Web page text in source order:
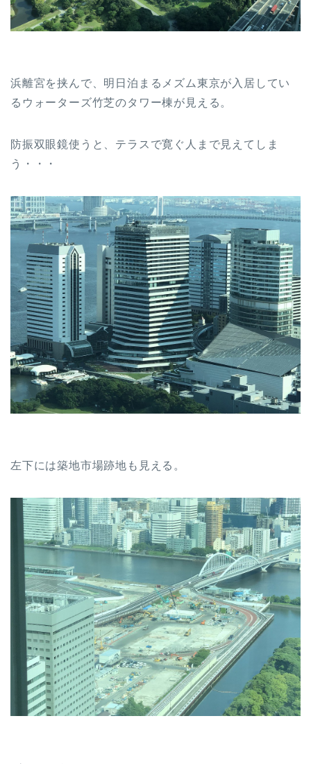
浜離宮を挟んで、明日泊まるメズム東京が入居してい
るウォーターズ竹芝のタワー棟が見える。
防振双眼鏡使うと、テラスで寛ぐ人まで見えてしま
う・・・
左下には築地市場跡地も見える。